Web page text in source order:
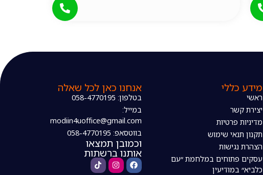
מידע כללי
ראשי
יצירת קשר
מדיניות פרטיות
תקנון תנאי שימוש
הצהרת נגישות
עסקים פתוחים במלחמת ״עם
כלביא״ במודיעין
אנחנו כאן לכל שאלה
בטלפון: 058-4770195
במייל:
modiin4uoffice@gmail.com
בווטסאפ: 058-4770195
וכמובן תמצאו
אותנו ברשתות